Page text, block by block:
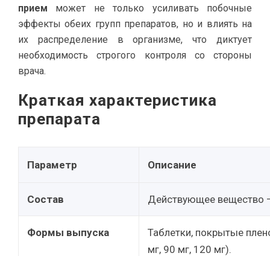
прием может не только усиливать побочные
эффекты обеих групп препаратов, но и влиять на
их распределение в организме, что диктует
необходимость строгого контроля со стороны
врача.
Краткая характеристика
препарата
Параметр Описание
Состав Действующее вещество
Формы выпуска
Таблетки, покрытые
мг, 90 мг, 120 мг).